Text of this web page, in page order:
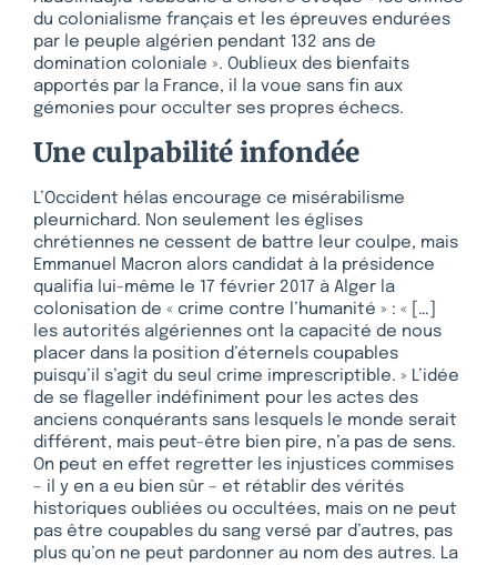
du colonialisme français et les épreuves endurées
par le peuple algérien pendant 132 ans de
domination coloniale ». Oublieux des bienfaits
apportés par la France, il la voue sans fin aux
gémonies pour occulter ses propres échecs.
Une culpabilité infondée
L’Occident hélas encourage ce misérabilisme
pleurnichard. Non seulement les églises
chrétiennes ne cessent de battre leur coulpe, mais
Emmanuel Macron alors candidat à la présidence
qualifia lui-même le 17 février 2017 à Alger la
colonisation de « crime contre l’humanité » : « […]
les autorités algériennes ont la capacité de nous
placer dans la position d’éternels coupables
puisqu’il s’agit du seul crime imprescriptible. » L’idée
de se flageller indéfiniment pour les actes des
anciens conquérants sans lesquels le monde serait
différent, mais peut-être bien pire, n’a pas de sens.
On peut en effet regretter les injustices commises
– il y en a eu bien sûr – et rétablir des vérités
historiques oubliées ou occultées, mais on ne peut
pas être coupables du sang versé par d’autres, pas
plus qu’on ne peut pardonner au nom des autres. La